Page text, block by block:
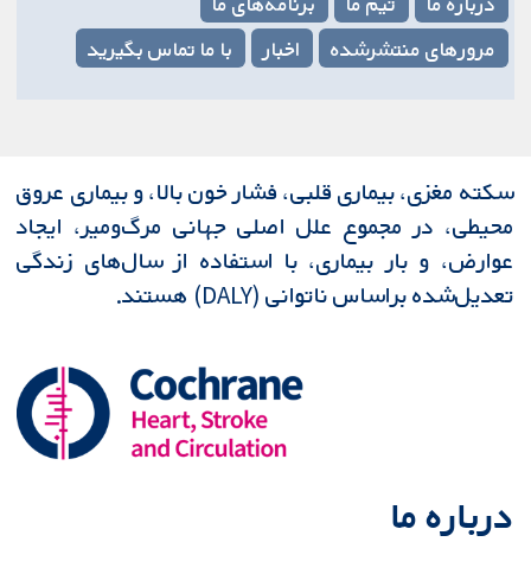
مرورهای منتشرشده
اخبار با ما تماس بگیرید
سکته مغزی، بیماری قلبی، فشار خون بالا، و بیماری عروق
محیطی، در مجموع علل اصلی جهانی مرگ‌ومیر، ایجاد
عوارض، و بار بیماری، با استفاده از سال‌های زندگی
تعدیل‌شده براساس ناتوانی (DALY) هستند.
درباره ما